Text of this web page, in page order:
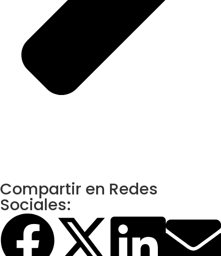
Compartir en Redes
Sociales: